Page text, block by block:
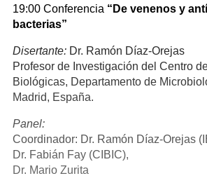
19:00 Conferencia “De venenos y
bacterias”
Disertante: Dr. Ramón Díaz-Orejas
Profesor de Investigación del Centro
Biológicas, Departamento de
Madrid, España.
Panel:
Coordinador: Dr. Ramón Díaz-Orejas
Dr. Fabián Fay (CIBIC),
Dr. Mario Zurita